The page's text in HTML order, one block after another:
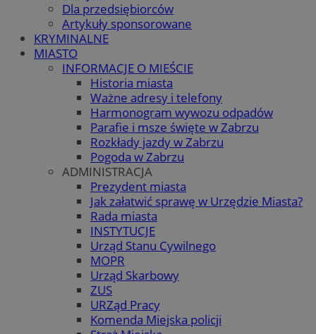
Dla przedsiębiorców
Artykuły sponsorowane
KRYMINALNE
MIASTO
INFORMACJE O MIEŚCIE
Historia miasta
Ważne adresy i telefony
Harmonogram wywozu odpadów
Parafie i msze święte w Zabrzu
Rozkłady jazdy w Zabrzu
Pogoda w Zabrzu
ADMINISTRACJA
Prezydent miasta
Jak załatwić sprawę w Urzędzie Miasta?
Rada miasta
INSTYTUCJE
Urząd Stanu Cywilnego
MOPR
Urząd Skarbowy
ZUS
URZąd Pracy
Komenda Miejska policji